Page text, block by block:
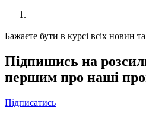
Бажаєте бути в курсі всіх новин
Підпишись на
першим про наші
Підписатись